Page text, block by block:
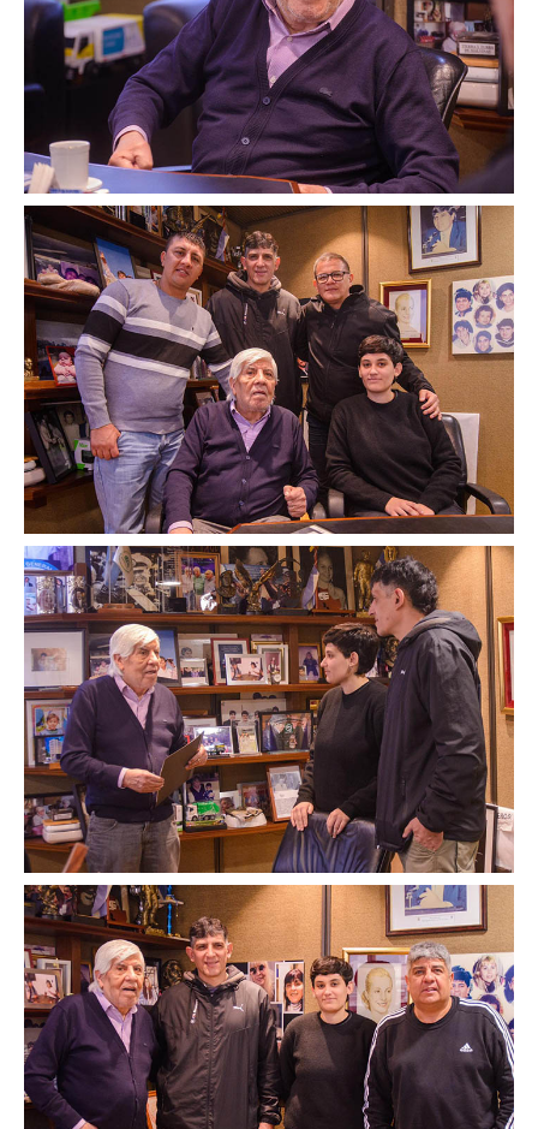
Acuerdos / Homologaciones
Acuerdos por empresa
Impresión de boletas
Arancel psicofísico
CCT 40/89
Actualidad
Impresión de boletas
Contacto
Contáctenos
Contacto secretarías
Contacto sindicatos